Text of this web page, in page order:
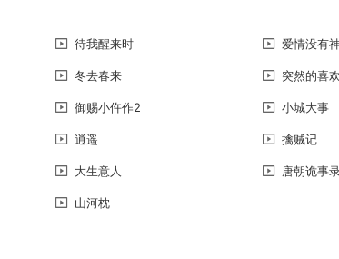
待我醒来时 爱情没有
冬去春来 突然的喜欢
御赐小仵作2 小城大事
逍遥 擒贼记
大生意人 唐朝诡事
山河枕